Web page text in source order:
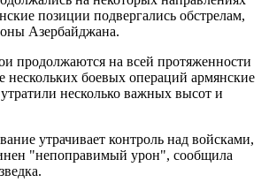
позиции подвергались обстрелам,
Азербайджана.
продолжаются на всей протяженности
нескольких боевых операций армянские
несколько важных высот и
утрачивает контроль над войсками,
"непоправимый урон", сообщила